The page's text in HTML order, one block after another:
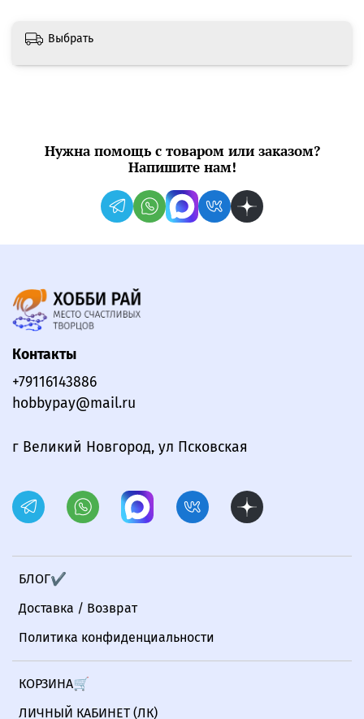
Выбрать
Нужна помощь с товаром или заказом?
Напишите нам!
БЛОГ✔
Доставка / Возврат
Политика конфиденциальности
КОРЗИНА🛒
ЛИЧНЫЙ КАБИНЕТ (ЛК)
Контакты
+79116143886
hobbypay@mail.ru
г Великий Новгород, ул Псковская